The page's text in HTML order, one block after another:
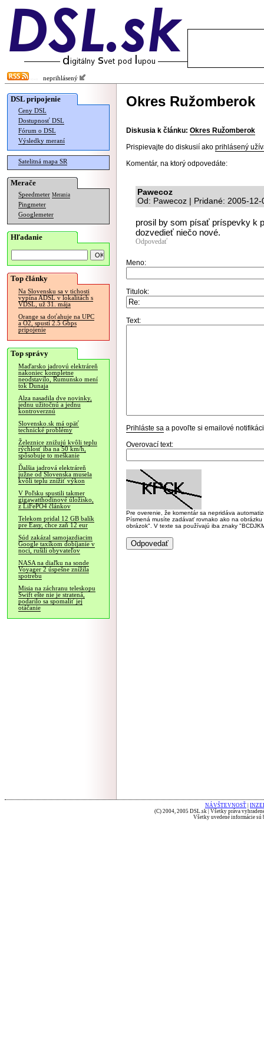
neprihlásený
DSL pripojenie
Ceny DSL
Dostupnosť DSL
Fórum o DSL
Výsledky meraní
Satelitná mapa SR
Merače
Speedmeter Merania
Pingmeter
Googlemeter
Hľadanie
Top články
Na Slovensku sa v tichosti
vypína ADSL v lokalitách s
VDSL, už 31. mája
Orange sa doťahuje na UPC
a O2, spustí 2.5 Gbps
pripojenie
Top správy
Maďarsko jadrovú elektráreň
nakoniec kompletne
neodstavilo, Rumunsko mení
tok Dunaja
Alza nasadila dve novinky,
jednu užitočnú a jednu
kontroverznú
Slovensko.sk má opäť
technické problémy
Železnice znižujú kvôli teplu
rýchlosť iba na 50 km/h,
spôsobuje to meškanie
Ďalšia jadrová elektráreň
južne od Slovenska musela
kvôli teplu znížiť výkon
V Poľsku spustili takmer
gigawatthodinové úložisko,
z LiFePO4 článkov
Telekom pridal 12 GB balík
pre Easy, chce zaň 12 eur
Súd zakázal samojazdiacim
Google taxíkom dobíjanie v
noci, rušili obyvateľov
NASA na diaľku na sonde
Voyager 2 úspešne znížila
spotrebu
Misia na záchranu teleskopu
Swift ešte nie je stratená,
podarilo sa spomaliť jej
otáčanie
Okres Ružomberok
Diskusia k článku: Okres Ružomberok
Prispievajte do diskusií ako prihlásený
Komentár, na ktorý odpovedáte:
Pawecoz
Od: Pawecoz | Pridané: 2005-
prosil by som písať príspevky k
dozvedieť niečo nové.
Odpovedať
Meno:
Titulok:
Text:
Prihláste sa a povoľte si emailové
Overovací text:
Pre overenie, že komentár sa nepridáva
Písmená musíte zadávať rovnako ako na
obrázok". V texte sa používajú iba znaky
NÁVŠTEVNOSŤ
(C) 2004, 2005 DSL.sk | Všetky práva
Všetky uvedené informácie sú